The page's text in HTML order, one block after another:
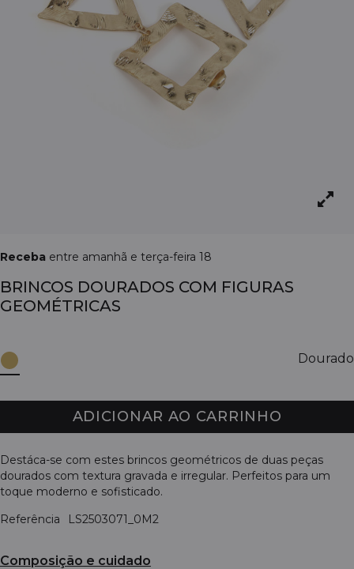
Receba entre amanhã e terça-feira 18
BRINCOS DOURADOS COM FIGURAS
GEOMÉTRICAS
Dourado
ADICIONAR AO CARRINHO
Destáca-se com estes brincos geométricos de duas peças
dourados com textura gravada e irregular. Perfeitos para um
toque moderno e sofisticado.
Referência
LS2503071_0M2
Composição e cuidado